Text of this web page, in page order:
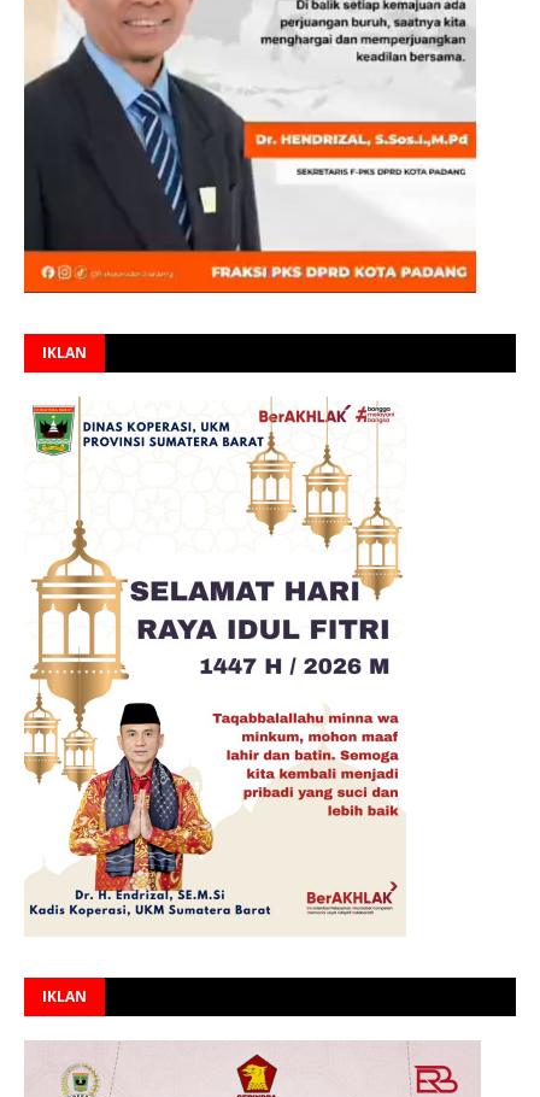
IKLAN
IKLAN